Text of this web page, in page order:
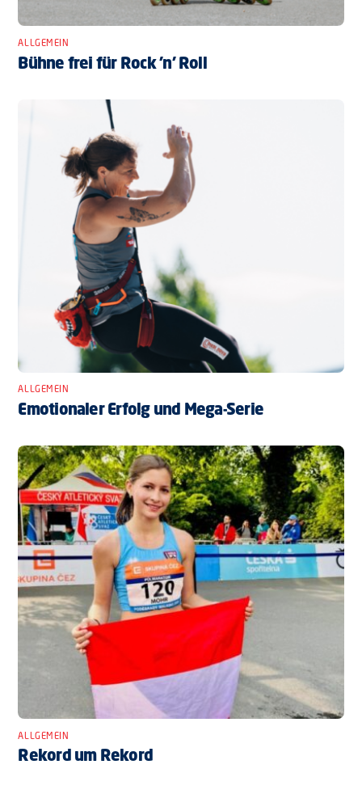
ALLGEMEIN
Bühne frei für Rock ’n’ Roll
ALLGEMEIN
Emotionaler Erfolg und Mega-Serie
ALLGEMEIN
Rekord um Rekord